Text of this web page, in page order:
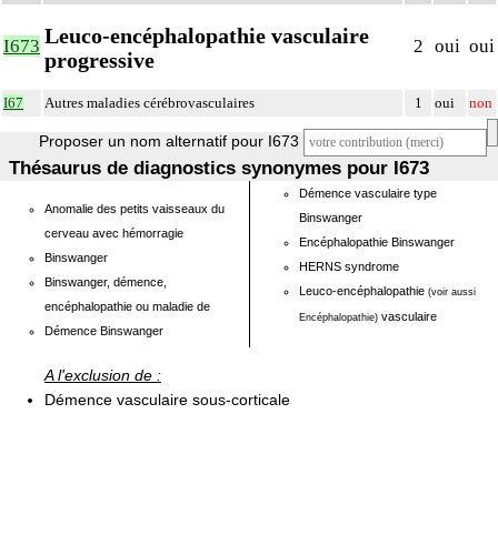
I673 Leuco-encéphalopathie vasculaire
progressive
2 oui oui
I67 Autres maladies cérébrovasculaires 1 oui non
Proposer un nom alternatif pour I673
Thésaurus de diagnostics synonymes pour I673
Anomalie des petits vaisseaux du
cerveau avec hémorragie
Binswanger
Binswanger, démence,
encéphalopathie ou maladie de
Démence Binswanger
Démence vasculaire type
Binswanger
Encéphalopathie Binswanger
HERNS syndrome
Leuco-encéphalopathie (voir aussi
Encéphalopathie) vasculaire
A l'exclusion de :
Démence vasculaire sous-corticale